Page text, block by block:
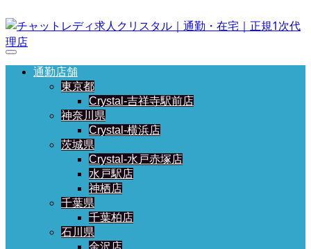
通勤店舗
東京都
Crystal-吉祥寺駅前店
神奈川県
Crystal-横浜店
茨城県
Crystal-水戸赤塚店
水戸駅店
神栖店
千葉県
千葉柏店
石川県
金沢店